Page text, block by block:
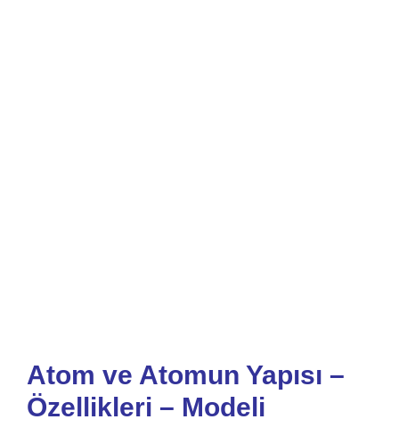
Atom ve Atomun Yapısı –
Özellikleri – Modeli